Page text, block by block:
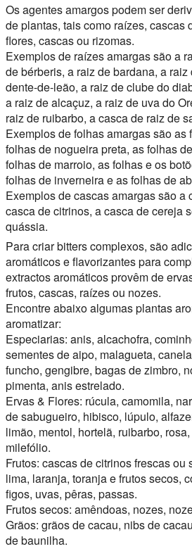
Os agentes amargos podem ser
de plantas, tais como raízes, cascas
flores, cascas ou rizomas.
Exemplos de raízes amargas são a
de bérberis, a raiz de bardana, a
dente-de-leão, a raiz de clube do
a raiz de alcaçuz, a raiz de uva do
raiz de ruibarbo, a casca de raiz de
Exemplos de folhas amargas são as
folhas de nogueira preta, as folhas
folhas de marroio, as folhas e os
folhas de inverneira e as folhas de
Exemplos de cascas amargas são a
casca de citrinos, a casca de cereja
quássia.
Para criar bitters complexos, são
aromáticos e flavorizantes para
extractos aromáticos provêm de
frutos, cascas, raízes ou nozes.
Encontre abaixo algumas plantas
aromatizar:
Especiarias: anis, alcachofra,
sementes de aipo, malagueta,
funcho, gengibre, bagas de zimbro,
pimenta, anis estrelado.
Ervas & Flores: rúcula, camomila,
de sabugueiro, hibisco, lúpulo,
limão, mentol, hortelã, ruibarbo,
milefólio.
Frutos: cascas de citrinos frescas ou
lima, laranja, toranja e frutos secos,
figos, uvas, pêras, passas.
Frutos secos: amêndoas, nozes,
Grãos: grãos de cacau, nibs de
de baunilha.